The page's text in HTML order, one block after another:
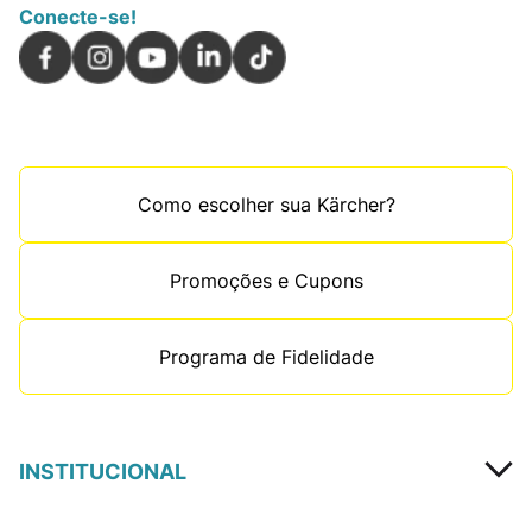
Conecte-se!
Como escolher sua Kärcher?
Promoções e Cupons
Programa de Fidelidade
INSTITUCIONAL